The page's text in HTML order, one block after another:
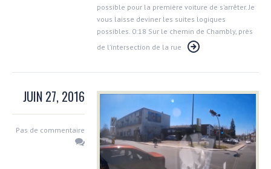
possible pour la première voiture de s’arrêter. Je
vous laisse deviner les suites logiques
possibles. 0:18 Sur le chemin de Chambly, près
de l’intersection de la rue
JUIN 27, 2016
Pas de commentaire